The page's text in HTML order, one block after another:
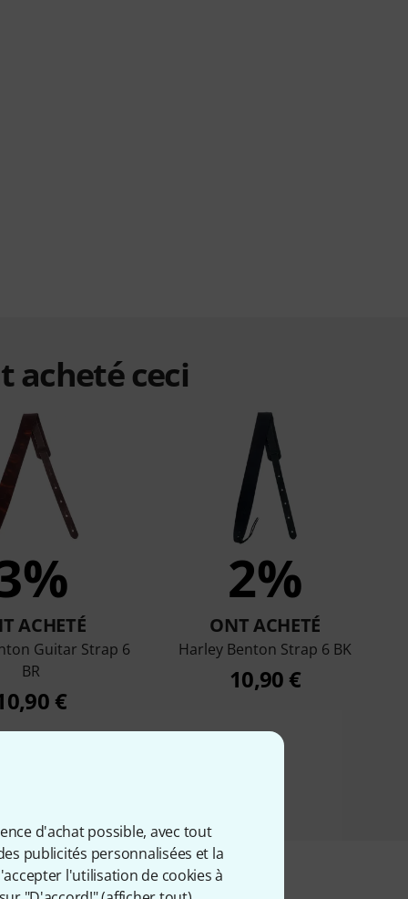
d'achat possible, avec tout
publicités personnalisées et la
l'utilisation de cookies à
acheté ceci
ACHETÉ
Guitar Strap 6
BR
€
2%
ONT ACHETÉ
Harley Benton Strap 6 BK
10,90 €